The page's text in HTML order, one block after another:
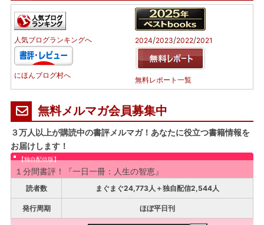
人気ブログランキングへ
にほんブログ村へ
2024/2023/2022/2021
無料レポート一覧
無料メルマガ会員募集中
３万人以上が購読中の書評メルマガ！あなたに役立つ書籍情報を
お届けします！
【独自配信版】
１分間書評！『一日一冊：人生の智恵』
読者数 まぐまぐ24,773人＋独自配信2,544人
発行周期 ほぼ平日刊